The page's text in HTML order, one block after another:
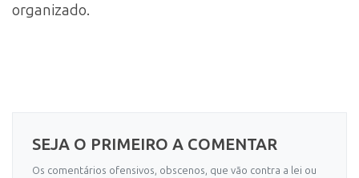
organizado.
SEJA O PRIMEIRO A COMENTAR
Os comentários ofensivos, obscenos, que vão contra a lei ou